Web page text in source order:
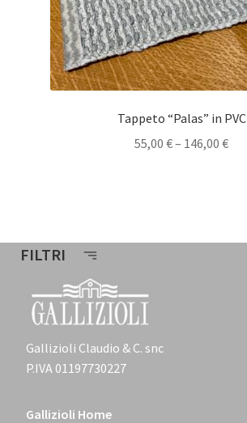
Tappeto “Palas” in PVC
55,00 €– 146,00 €
FILTRI
Gallizioli Claudio & C. snc
P.IVA 01197730227
Gallizioli Home